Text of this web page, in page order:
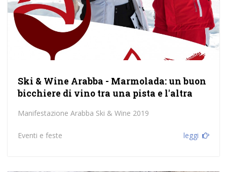
Ski & Wine Arabba - Marmolada: un buon
bicchiere di vino tra una pista e l'altra
Manifestazione Arabba Ski & Wine 2019
Eventi e feste leggi